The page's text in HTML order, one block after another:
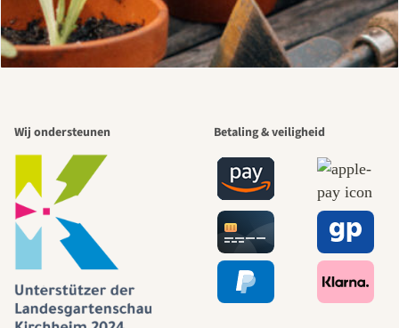
Wij ondersteunen Betaling & veiligheid